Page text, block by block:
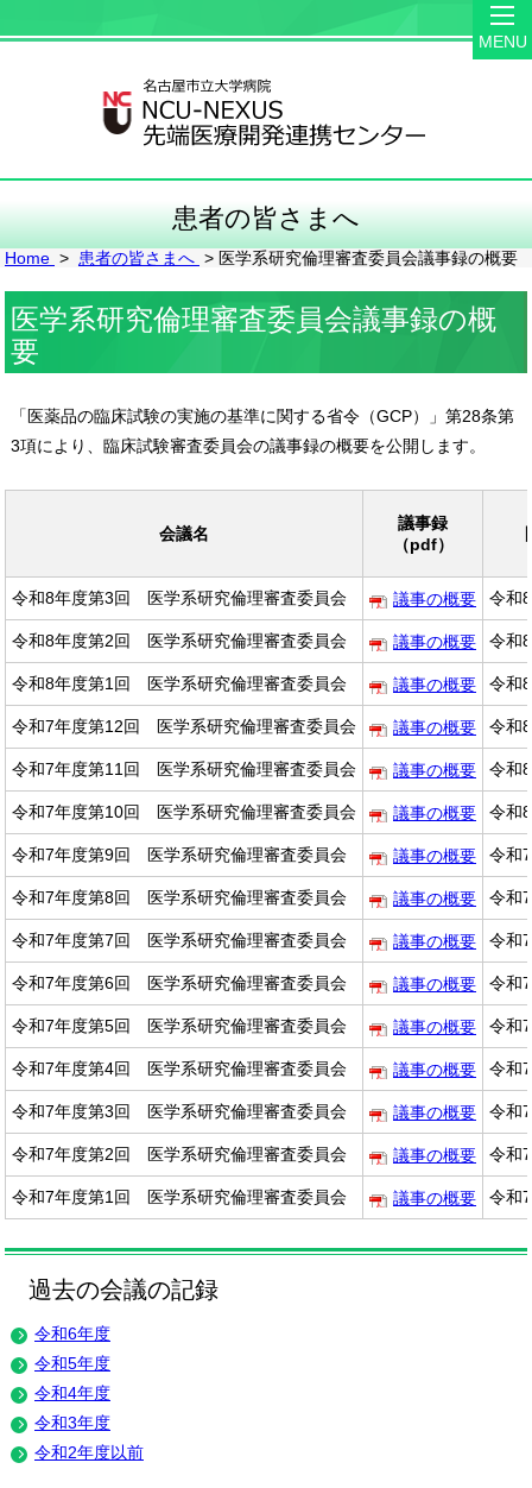
MENU
患者の皆さまへ
Home > 患者の皆さまへ > 医学系研究倫理審査委員会議事録の概要
医学系研究倫理審査委員会議事録の概
要
「医薬品の臨床試験の実施の基準に関する省令（GCP）」第28条第
3項により、臨床試験審査委員会の議事録の概要を公開します。
会議名
議事録
（pdf）
令和8年度第3回 医学系研究倫理審査委員会 議事の概要 令和
令和8年度第2回 医学系研究倫理審査委員会 議事の概要 令和
令和8年度第1回 医学系研究倫理審査委員会 議事の概要 令和
令和7年度第12回 医学系研究倫理審査委員会 議事の概要 令和
令和7年度第11回 医学系研究倫理審査委員会 議事の概要 令和
令和7年度第10回 医学系研究倫理審査委員会 議事の概要 令和
令和7年度第9回 医学系研究倫理審査委員会 議事の概要 令和
令和7年度第8回 医学系研究倫理審査委員会 議事の概要 令和
令和7年度第7回 医学系研究倫理審査委員会 議事の概要 令和
令和7年度第6回 医学系研究倫理審査委員会 議事の概要 令和
令和7年度第5回 医学系研究倫理審査委員会 議事の概要 令和
令和7年度第4回 医学系研究倫理審査委員会 議事の概要 令和
令和7年度第3回 医学系研究倫理審査委員会 議事の概要 令和
令和7年度第2回 医学系研究倫理審査委員会 議事の概要 令和
令和7年度第1回 医学系研究倫理審査委員会 議事の概要 令和
過去の会議の記録
令和6年度
令和5年度
令和4年度
令和3年度
令和2年度以前